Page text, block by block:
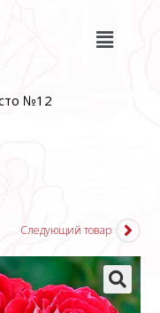
№12
Следующий товар